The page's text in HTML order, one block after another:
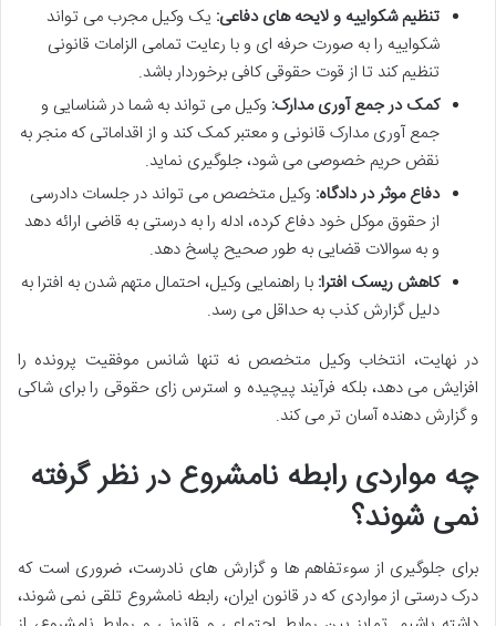
تنظیم شکواییه و لایحه های دفاعی: یک وکیل مجرب می تواند
شکواییه را به صورت حرفه ای و با رعایت تمامی الزامات قانونی
تنظیم کند تا از قوت حقوقی کافی برخوردار باشد.
کمک در جمع آوری مدارک: وکیل می تواند به شما در شناسایی و
جمع آوری مدارک قانونی و معتبر کمک کند و از اقداماتی که منجر به
نقض حریم خصوصی می شود، جلوگیری نماید.
دفاع موثر در دادگاه: وکیل متخصص می تواند در جلسات دادرسی
از حقوق موکل خود دفاع کرده، ادله را به درستی به قاضی ارائه دهد
و به سوالات قضایی به طور صحیح پاسخ دهد.
کاهش ریسک افترا: با راهنمایی وکیل، احتمال متهم شدن به افترا به
دلیل گزارش کذب به حداقل می رسد.
در نهایت، انتخاب وکیل متخصص نه تنها شانس موفقیت پرونده را
افزایش می دهد، بلکه فرآیند پیچیده و استرس زای حقوقی را برای شاکی
و گزارش دهنده آسان تر می کند.
چه مواردی رابطه نامشروع در نظر گرفته
نمی شوند؟
برای جلوگیری از سوءتفاهم ها و گزارش های نادرست، ضروری است که
درک درستی از مواردی که در قانون ایران، رابطه نامشروع تلقی نمی شوند،